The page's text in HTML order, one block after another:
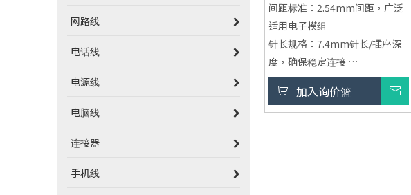
网路线
电话线
电源线
电脑线
连接器
手机线
间距标准：2.54mm间距，广泛
适用电子模组
针长规格：7.4mm针长/插座深
度，确保稳定连接
导电材质：黄铜方形针镀金/镀
锡，高导电性
绝缘材料：PBT GF耐热且耐
加入询价篮